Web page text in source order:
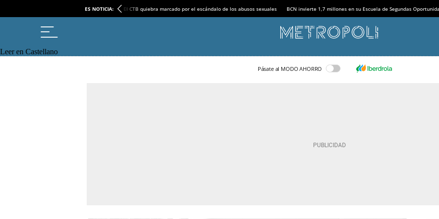
ES NOTICIA: El CTB quiebra marcado por el escándalo de los abusos sexuales BCN invierte 1,7 millones en su Escuela de Segundas
Leer en Castellano
Pásate al MODO AHORRO